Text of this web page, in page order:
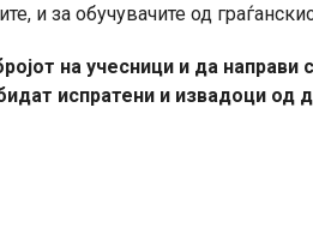
и за обучувачите од
на учесници и да направи
испратени и извадоци од